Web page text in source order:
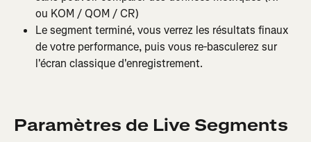
ou KOM / QOM / CR)
Le segment terminé, vous verrez les résultats finaux
de votre performance, puis vous re-basculerez sur
l'écran classique d'enregistrement.
Paramètres de Live Segments